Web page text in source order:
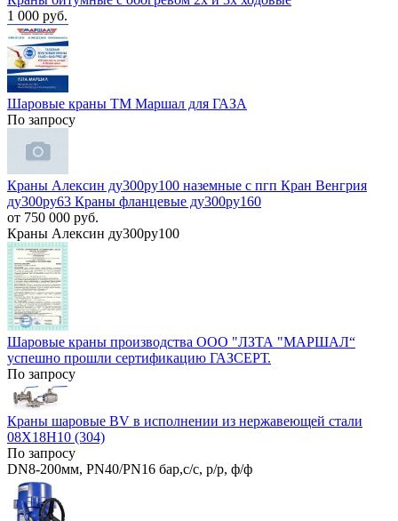
1 000 руб.
Шаровые краны ТМ Маршал для ГАЗА
По запросу
Краны Алексин ду300ру100 наземные с пгп Кран Венгрия
ду300ру63 Краны фланцевые ду300ру160
от 750 000 руб.
Краны Алексин ду300ру100
Шаровые краны производства ООО "ЛЗТА "МАРШАЛ“
успешно прошли сертификацию ГАЗСЕРТ.
По запросу
Краны шаровые BV в исполнении из нержавеющей стали
08Х18Н10 (304)
По запросу
DN8-200мм, PN40/PN16 бар,с/с, р/р, ф/ф